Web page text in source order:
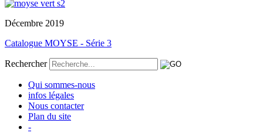
Décembre 2019
Catalogue MOYSE - Série 3
Rechercher
Qui sommes-nous
infos légales
Nous contacter
Plan du site
-